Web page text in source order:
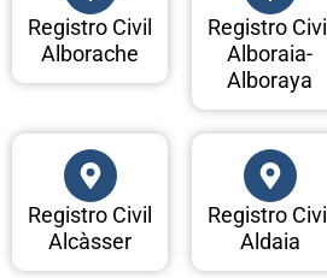
Registro Civil
Alborache
Registro Civil
Alboraia-
Alboraya
Registro Civil
Alcàsser
Registro Civil
Aldaia